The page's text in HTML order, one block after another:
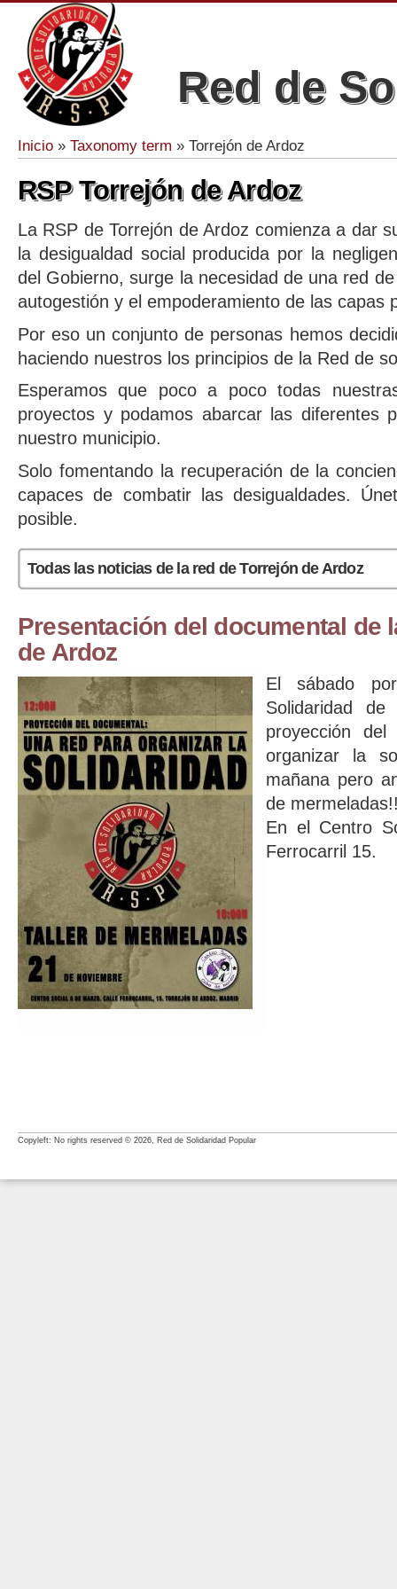
Red de
Se encuentra usted aquí
Inicio » Taxonomy term » Torrejón de Ardoz
RSP Torrejón de Ardoz
La RSP de Torrejón de Ardoz comienza a dar
la desigualdad social producida por la
del Gobierno, surge la necesidad de una red
autogestión y el empoderamiento de las capas
Por eso un conjunto de personas hemos
haciendo nuestros los principios de la Red de
Esperamos que poco a poco todas
proyectos y podamos abarcar las diferentes
nuestro municipio.
Solo fomentando la recuperación de la
capaces de combatir las desigualdades.
posible.
Todas las noticias de la red de Torrejón de Ardoz
Presentación del documental de
de Ardoz
El sábado
Solidaridad
proyección
organizar la
mañana pero
de
En el Centro
Ferrocarril 15.
Copyleft: No rights reserved © 2026, Red de Solidaridad Popular